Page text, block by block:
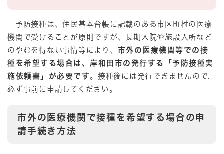
予防接種は、住民基本台帳に記載のある市区町村の医療
機関で受けることが原則ですが、長期入院や施設入所など
のやむを得ない事情等により、 市外の医療機関等での接
種を希望する場合は、岸和田市の発行する「予防接種実
施依頼書」が必要です 。接種後には発行できませんので、
必ず事前に申請してください。
市外の医療機関で接種を希望する場合の申
請手続き方法